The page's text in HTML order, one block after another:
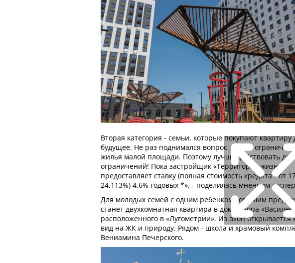
Вторая категория - семьи, которые покупают квартиру
будущее. Не раз поднимался вопрос, чтобы
жилья малой площади. Поэтому лучше действовать до
ограничений! Пока застройщик «Территория жизни»
предоставляет ставку (полная стоимость кредита - от
24,113%) 4,6% годовых *», - поделилась мнением
Для молодых семей с одним ребенком хорошим
станет двухкомнатная квартира в доме двора «Василек»,
расположенного в «Лугометрии». Из окон открывается
вид на ЖК и природу. Рядом - школа и храмовый
Вениамина Печерского.